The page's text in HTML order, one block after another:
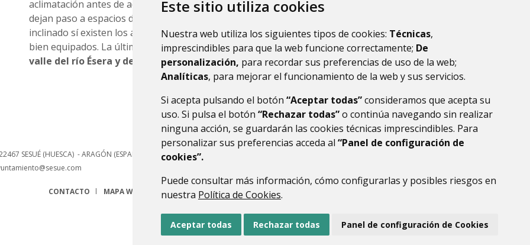
Este sitio utiliza cookies
Nuestra web utiliza los siguientes tipos de cookies: Técnicas,
imprescindibles para que la web funcione correctamente; De
personalización, para recordar sus preferencias de uso de la web;
Analíticas, para mejorar el funcionamiento de la web y sus servicios.
Si acepta pulsando el botón “Aceptar todas”consideramos que acepta su
uso. Si pulsa el botón “Rechazar todas”o continúa navegando sin realizar
ninguna acción, se guardarán las cookies técnicas imprescindibles. Para
personalizar sus preferencias acceda al “Panel de configuración de
cookies”.
Puede consultar más información, cómo configurarlas y posibles riesgos en
nuestra Política de Cookies.
Aceptar todas Rechazar todas Panel de configuración de Cookies
aclimatación antes de adentrarse en el curso másvertical. En este primer acceso las grapas
dejan paso a espacios de escalada donde hay que buscar las presas en la roca. En el plano más
inclinado sí existen los apoyos metálicos que provocan un avance rápido en pasos cortos y
bien equipados. La última fase, más herbosa, deja en lo alto delCastellaso,mirador natural del
valle del río Ésera y de los Pirineos.
SESUÉ (HUESCA) - ARAGÓN (ESPAÑA)
CONTACTO MAPA WEB AVISO LEGAL PROTECCIÓN DE DATOS